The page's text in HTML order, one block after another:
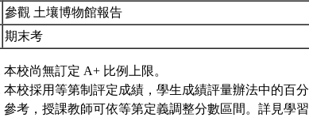
參觀 土壤博物館報告
期末考
本校尚無訂定 A+ 比例上限。
本校採用等第制評定成績，學生成績評量辦法中的百
參考，授課教師可依等第定義調整分數區間。詳見學